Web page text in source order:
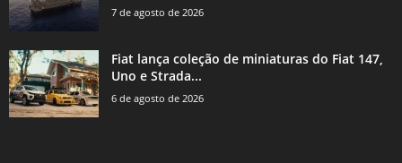
7 de agosto de 2026
Fiat lança coleção de miniaturas do Fiat 147,
Uno e Strada...
6 de agosto de 2026